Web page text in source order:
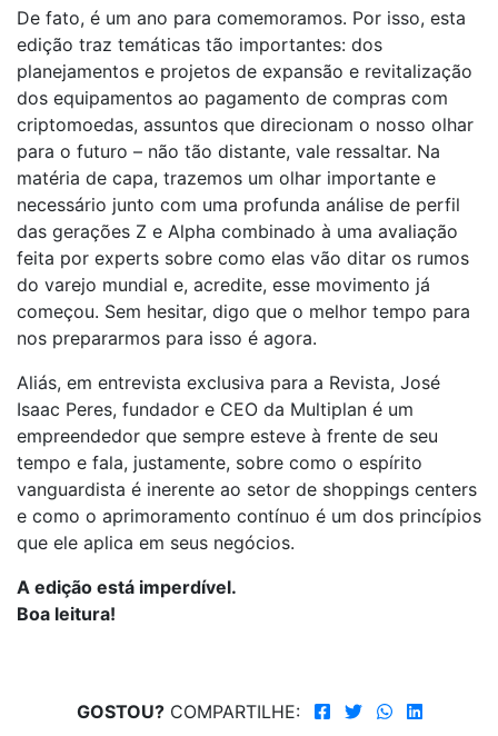
De fato, é um ano para comemoramos. Por isso, esta
edição traz temáticas tão importantes: dos
planejamentos e projetos de expansão e revitalização
dos equipamentos ao pagamento de compras com
criptomoedas, assuntos que direcionam o nosso olhar
para o futuro – não tão distante, vale ressaltar. Na
matéria de capa, trazemos um olhar importante e
necessário junto com uma profunda análise de perfil
das gerações Z e Alpha combinado à uma avaliação
feita por experts sobre como elas vão ditar os rumos
do varejo mundial e, acredite, esse movimento já
começou. Sem hesitar, digo que o melhor tempo para
nos prepararmos para isso é agora.
Aliás, em entrevista exclusiva para a Revista, José
Isaac Peres, fundador e CEO da Multiplan é um
empreendedor que sempre esteve à frente de seu
tempo e fala, justamente, sobre como o espírito
vanguardista é inerente ao setor de shoppings centers
e como o aprimoramento contínuo é um dos princípios
que ele aplica em seus negócios.
A edição está imperdível.
Boa leitura!
GOSTOU?COMPARTILHE: